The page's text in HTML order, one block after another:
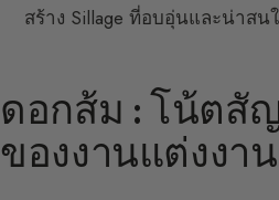
สร้าง Sillage ที่อบอุ่นและน่าสน
ดอกส้ม : โน้ตสั
ของงานแต่งงาน